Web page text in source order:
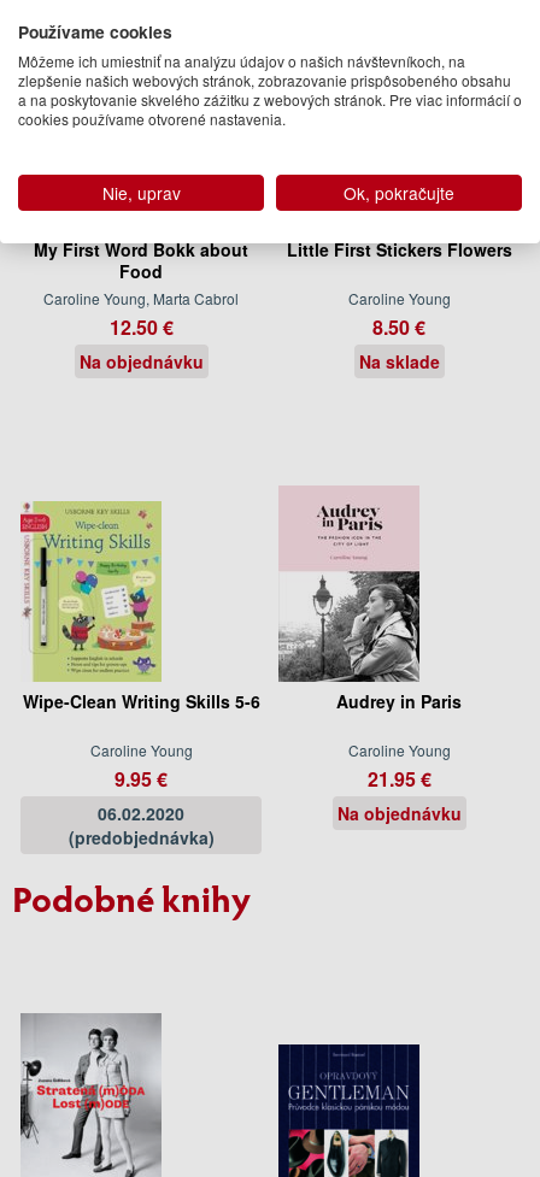
My First Word Bokk about
Food
Caroline Young, Marta Cabrol
12.50 €
Na objednávku
Little First Stickers Flowers
Caroline Young
8.50 €
Na sklade
Wipe-Clean Writing Skills 5-6
Caroline Young
9.95 €
06.02.2020
(predobjednávka)
Audrey in Paris
Caroline Young
21.95 €
Na objednávku
Podobné knihy
Používame cookies
Môžeme ich umiestniť na analýzu údajov o našich návštevníkoch, na
zlepšenie našich webových stránok, zobrazovanie prispôsobeného obsahu
a na poskytovanie skvelého zážitku z webových stránok. Pre viac informácií o
cookies používame otvorené nastavenia.
Nie, uprav Ok, pokračujte